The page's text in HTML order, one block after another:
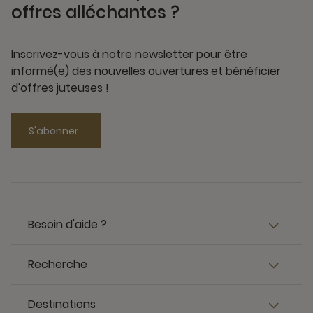
offres alléchantes ?
Inscrivez-vous à notre newsletter pour être
informé(e) des nouvelles ouvertures et bénéficier
d'offres juteuses !
S'abonner
Besoin d'aide ?
Recherche
Destinations